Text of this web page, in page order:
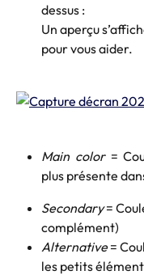
dessus :
Un aperçu
pour vous aider.
Main color =
plus présente
Secondary =
complément)
Alternative =
les petits